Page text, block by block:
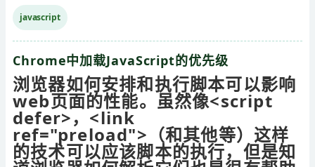
javascript
Chrome中加载JavaScript的优先级
浏览器如何安排和执行脚本可以影响
web页面的性能。虽然像<script
defer>，<link
ref="preload">（和其他等）这样
的技术可以应该脚本的执行，但是知